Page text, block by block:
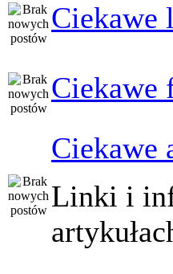
Ciekawe
Ciekawe
Ciekawe
Linki i